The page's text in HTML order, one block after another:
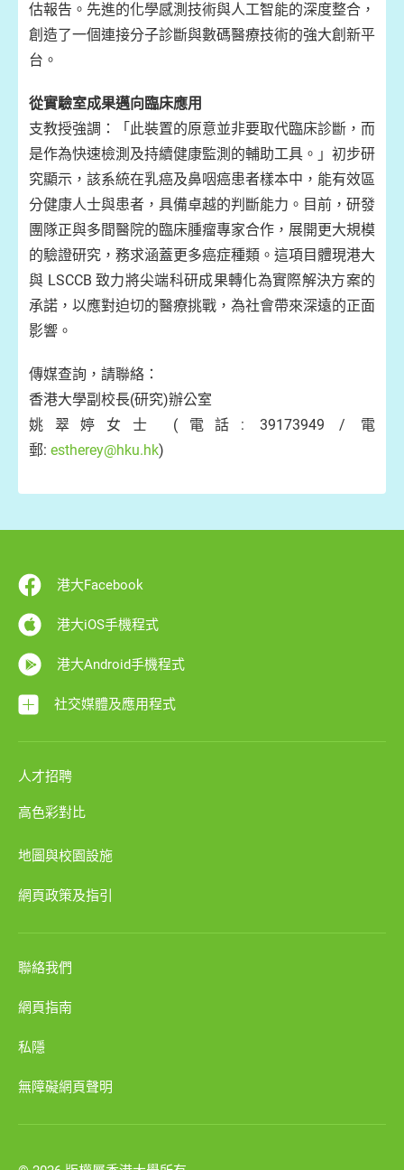
估報告。先進的化學感測技術與人工智能的深度整合，
創造了一個連接分子診斷與數碼醫療技術的強大創新平
台。
從實驗室成果邁向臨床應用
支教授強調：「此裝置的原意並非要取代臨床診斷，而
是作為快速檢測及持續健康監測的輔助工具。」初步研
究顯示，該系統在乳癌及鼻咽癌患者樣本中，能有效區
分健康人士與患者，具備卓越的判斷能力。目前，研發
團隊正與多間醫院的臨床腫瘤專家合作，展開更大規模
的驗證研究，務求涵蓋更多癌症種類。這項目體現港大
與 LSCCB 致力將尖端科研成果轉化為實際解決方案的
承諾，以應對迫切的醫療挑戰，為社會帶來深遠的正面
影響。
傳媒查詢，請聯絡：
香港大學副校長(研究)辦公室
姚翠婷女士 (電話: 39173949 / 電
郵: estherey@hku.hk)
港大Facebook
港大iOS手機程式
港大Android手機程式
社交媒體及應用程式
人才招聘
高色彩對比
地圖與校園設施
網頁政策及指引
聯絡我們
網頁指南
私隱
無障礙網頁聲明